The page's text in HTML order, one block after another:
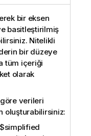
bir eksen
basitleştirilmiş
Nitelikli
bir düzeye
tüm içeriği
olarak
verileri
oluşturabilirsiniz:
$simplified